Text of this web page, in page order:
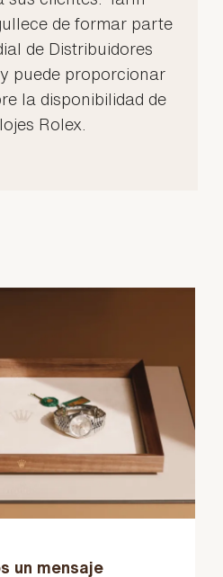
de formar parte
de Distribuidores
puede proporcionar
la disponibilidad de
Rolex.
un mensaje